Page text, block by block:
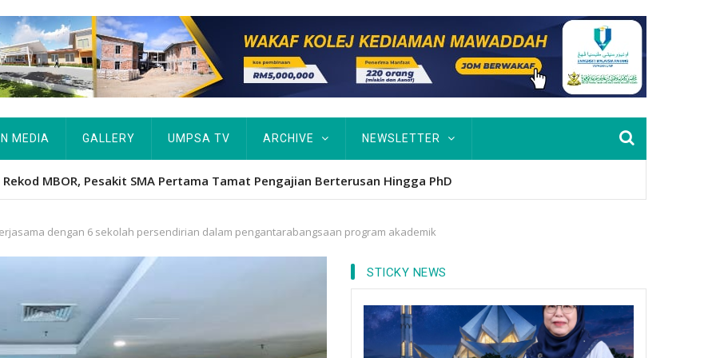
IN MEDIA GALLERY UMPSA TV ARCHIVE NEWSLETTER
academic excellence to PhD earns historic MBOR recognitio
dengan 6 sekolah persendirian dalam pengantarabangsaan program akademik
STICKY NEWS